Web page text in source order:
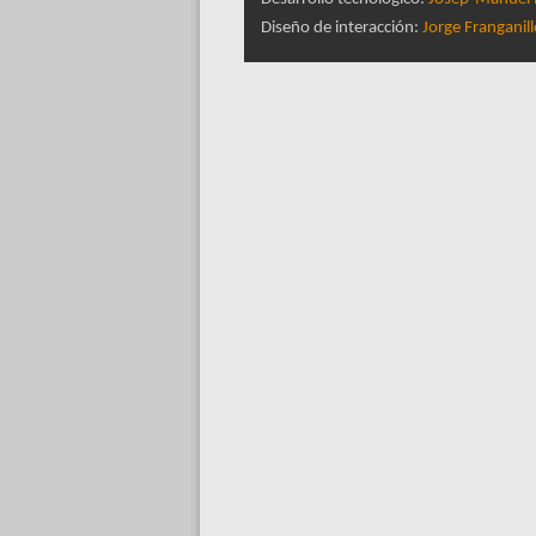
Diseño de interacción: Jorge